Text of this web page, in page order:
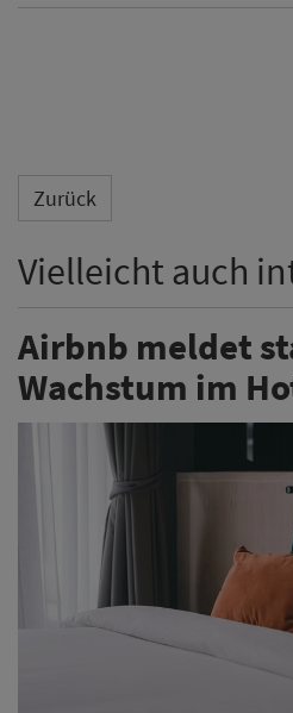
Zurück
Vielleicht auch
Airbnb meldet
Wachstum im